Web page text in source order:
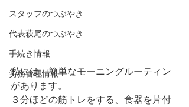
スタッフのつぶやき
代表萩尾のつぶやき
手続き情報
労務管理情報
私には、簡単なモーニングルーティン
があります。
３分ほどの筋トレをする、食器を片付